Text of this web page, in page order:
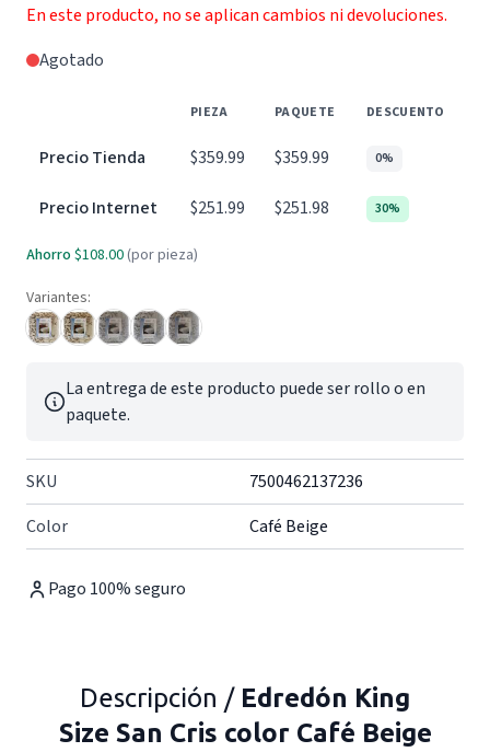
En este producto, no se aplican cambios ni devoluciones.
Agotado
PIEZA PAQUETE DESCUENTO
Precio Tienda $359.99 $359.99 0%
Precio Internet $251.99 $251.98 30%
Ahorro $108.00 (por pieza)
Variantes:
La entrega de este producto puede ser rollo o en
paquete.
SKU
7500462137236
Color
Café Beige
Pago 100% seguro
Descripción / Edredón King
Size San Cris color Café Beige